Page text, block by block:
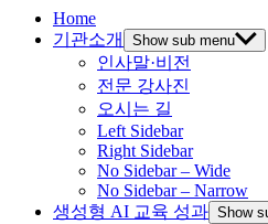
Home
기관소개
Show sub menu
인사말·비전
전문 강사진
오시는 길
Left Sidebar
Right Sidebar
No Sidebar – Wide
No Sidebar – Narrow
생성형 AI 교육 성과 Show